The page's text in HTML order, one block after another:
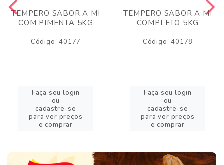
TEMPERO SABOR A MI
COM PIMENTA 5KG
Código: 40177
Faça seu login
ou
cadastre-se
para ver preços
e comprar
TEMPERO SABOR A MI
COMPLETO 5KG
Código: 40178
Faça seu login
ou
cadastre-se
para ver preços
e comprar